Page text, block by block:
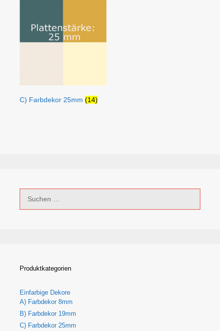
C) Farbdekor 25mm (14)
nach:
Produktkategorien
Einfarbige Dekore
A) Farbdekor 8mm
B) Farbdekor 19mm
C) Farbdekor 25mm